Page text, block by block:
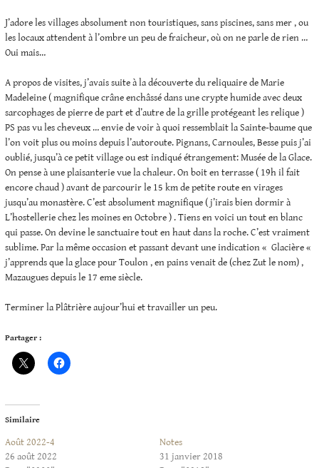
J’adore les villages absolument non touristiques, sans piscines, sans mer , ou
les locaux attendent à l’ombre un peu de fraicheur, où on ne parle de rien …
Oui mais…
A propos de visites, j’avais suite à la découverte du reliquaire de Marie
Madeleine ( magnifique crâne enchâssé dans une crypte humide avec deux
sarcophages de pierre de part et d’autre de la grille protégeant les relique )
PS pas vu les cheveux … envie de voir à quoi ressemblait la Sainte-baume que
l’on voit plus ou moins depuis l’autoroute. Pignans, Carnoules, Besse puis j’ai
oublié, jusqu’à ce petit village ou est indiqué étrangement: Musée de la Glace.
On pense à une plaisanterie vue la chaleur. On boit en terrasse ( 19h il fait
encore chaud ) avant de parcourir le 15 km de petite route en virages
jusqu’au monastère. C’est absolument magnifique ( j’irais bien dormir à
L’hostellerie chez les moines en Octobre ) . Tiens en voici un tout en blanc
qui passe. On devine le sanctuaire tout en haut dans la roche. C’est vraiment
sublime. Par la même occasion et passant devant une indication « Glacière «
j’apprends que la glace pour Toulon , en pains venait de (chez Zut le nom) ,
Mazaugues depuis le 17 eme siècle.
Terminer la Plâtrière aujour’hui et travailler un peu.
Partager :
Similaire
Août 2022-4
26 août 2022
Notes
31 janvier 2018